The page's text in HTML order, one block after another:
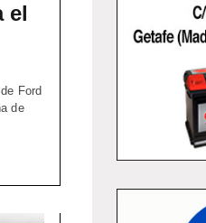
el
Ford
de